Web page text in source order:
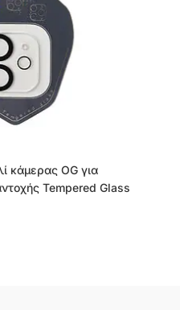
κάμερας OG για
Tempered Glass